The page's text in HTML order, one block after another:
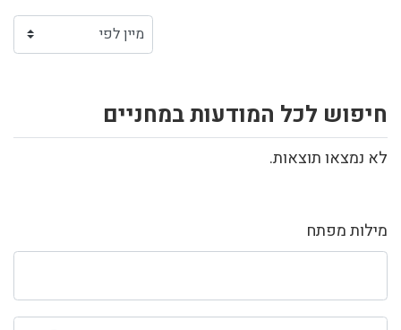
מילות מפתח
חיפוש לכל המודעות במחניים
לא נמצאו תוצאות.